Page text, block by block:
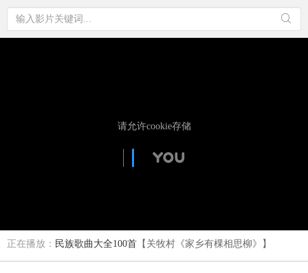
正在播放： 民族歌曲大全100首 【关牧村《家乡有棵相思柳》】